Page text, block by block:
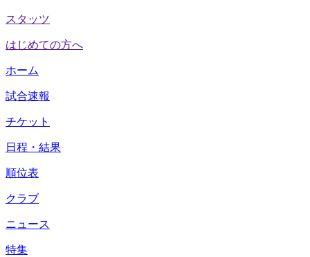
スタッツ
はじめての方へ
ホーム
試合速報
チケット
日程・結果
順位表
クラブ
ニュース
特集